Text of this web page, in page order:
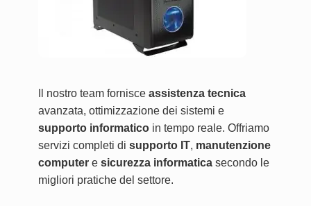
Il nostro team fornisce assistenza tecnica
avanzata, ottimizzazione dei sistemi e
supporto informatico in tempo reale. Offriamo
servizi completi di supporto IT, manutenzione
computer e sicurezza informatica secondo le
migliori pratiche del settore.